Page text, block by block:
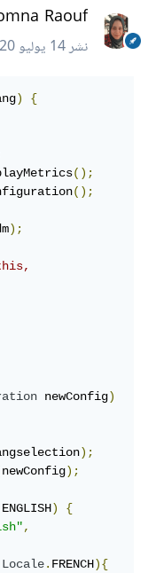
Raouf
نشر14 يوليو 2020
) {
();
();
);
newConfig)
);
newConfig);
ENGLISH)
{
,
Locale.FRENCH){